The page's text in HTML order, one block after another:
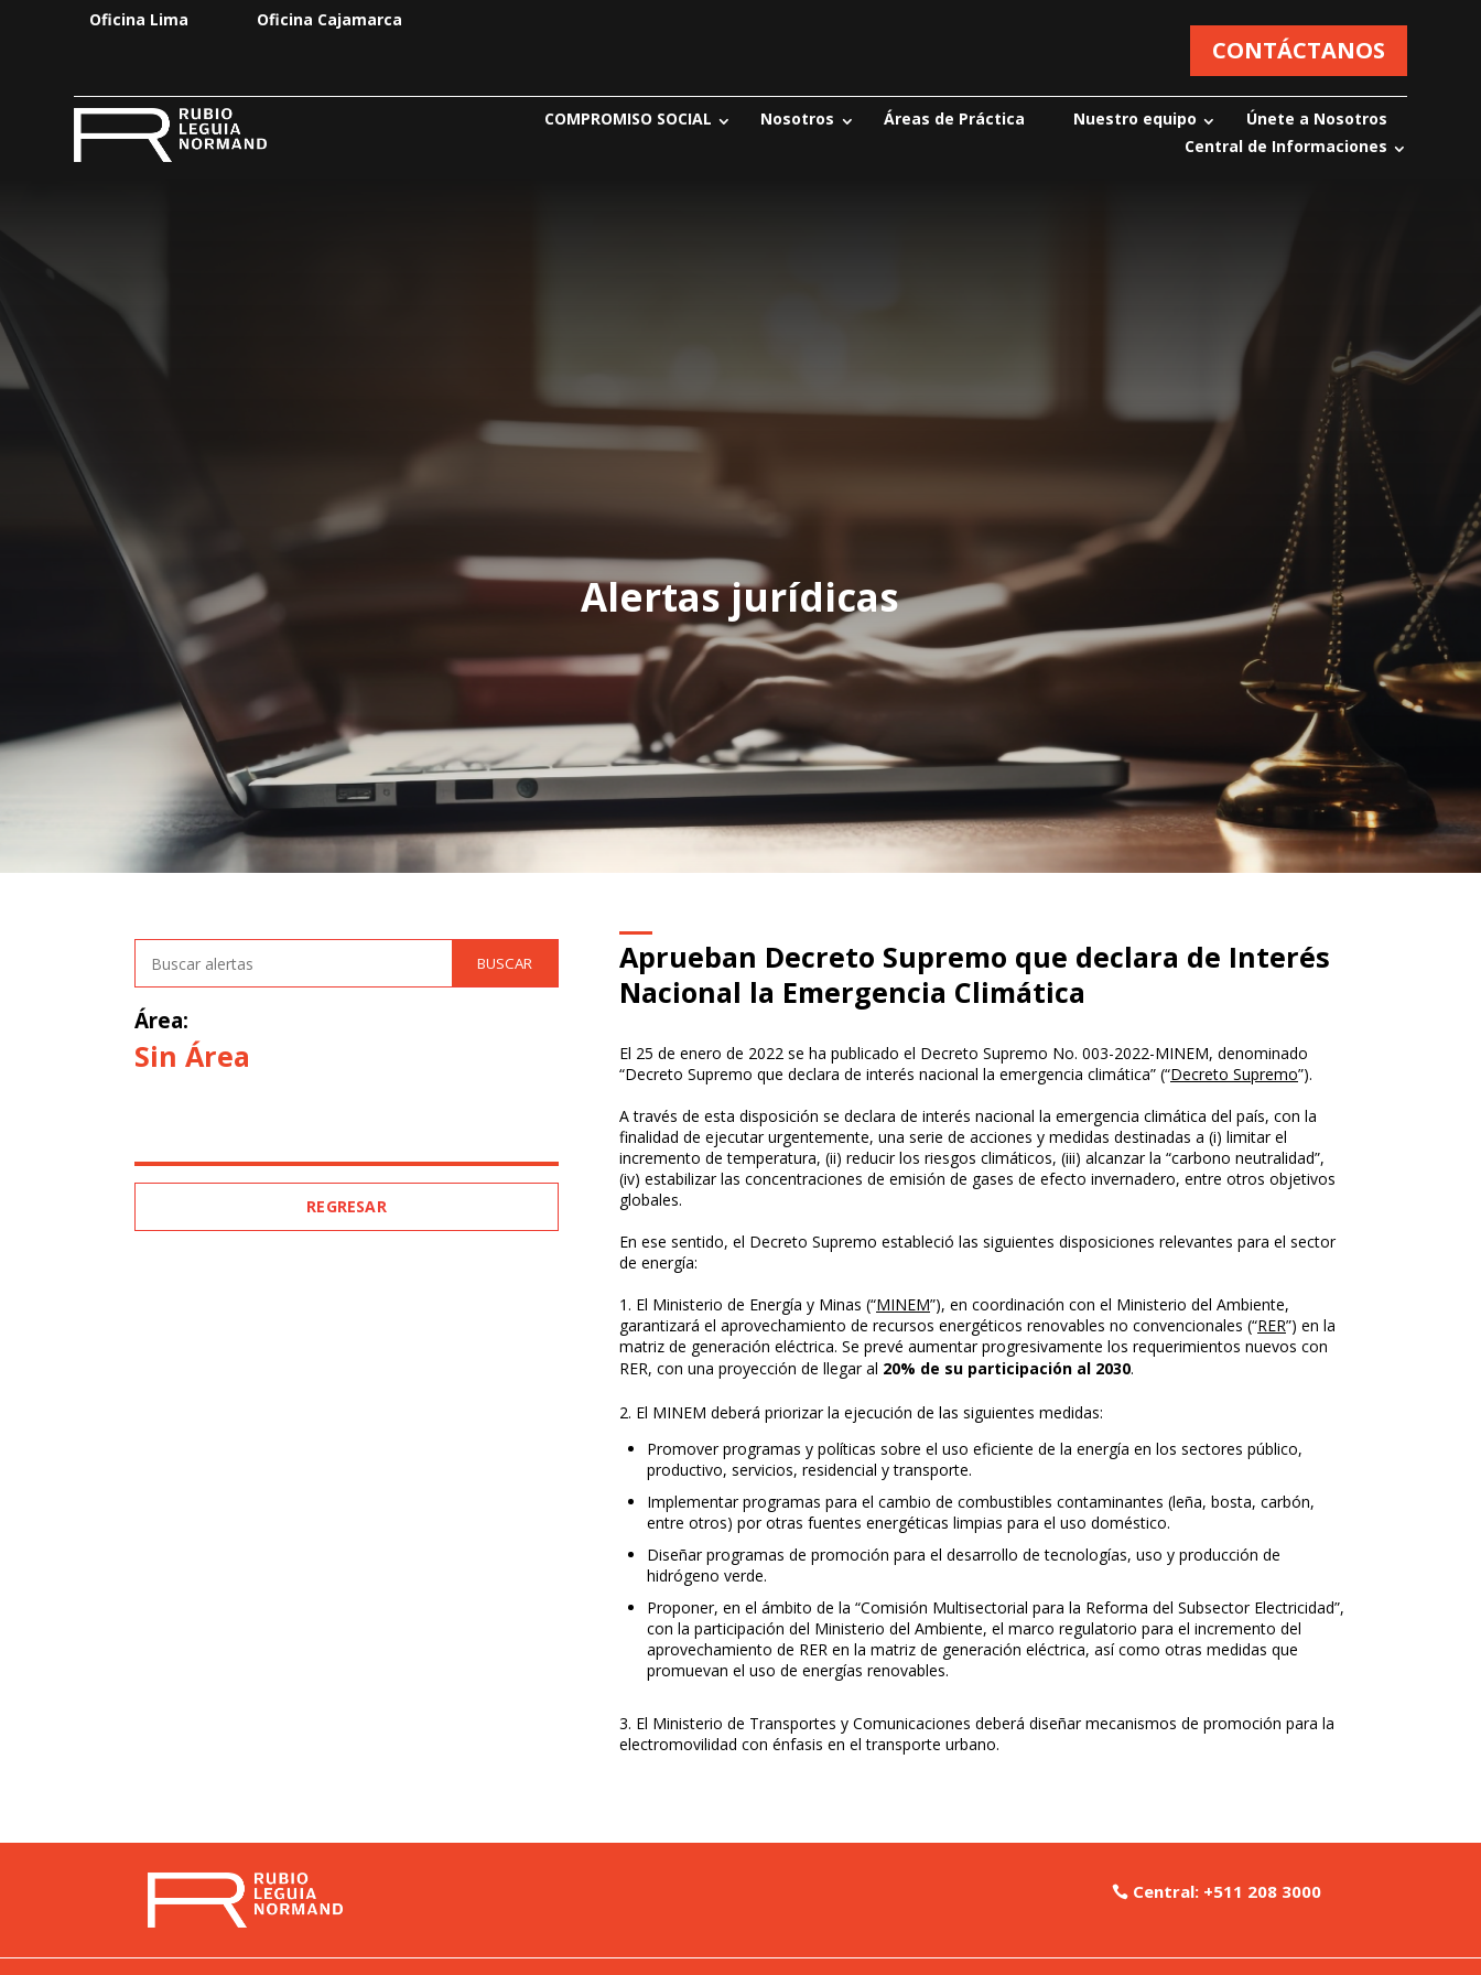
Oficina Lima Oficina Cajamarca
CONTÁCTANOS
COMPROMISO SOCIAL Nosotros Áreas de Práctica Nuestro equipo
Únete a Nosotros
Central de Informaciones
Alertas jurídicas
Área:
Sin Área
REGRESAR
Aprueban Decreto Supremo que declara de Interés
Nacional la Emergencia Climática
El 25 de enero de 2022 se ha publicado el Decreto Supremo No. 003-2022-MINEM, denominado
“Decreto Supremo que declara de interés nacional la emergencia climática” (“Decreto Supremo”).
A través de esta disposición se declara de interés nacional la emergencia climática del país, con la
finalidad de ejecutar urgentemente, una serie de acciones y medidas destinadas a (i) limitar el
incremento de temperatura, (ii) reducir los riesgos climáticos, (iii) alcanzar la “carbono neutralidad”,
(iv) estabilizar las concentraciones de emisión de gases de efecto invernadero, entre otros objetivos
globales.
En ese sentido, el Decreto Supremo estableció las siguientes disposiciones relevantes para el sector
de energía:
1. El Ministerio de Energía y Minas (“MINEM”), en coordinación con el Ministerio del Ambiente,
garantizará el aprovechamiento de recursos energéticos renovables no convencionales (“RER”) en la
matriz de generación eléctrica. Se prevé aumentar progresivamente los requerimientos nuevos con
RER, con una proyección de llegar al 20% de su participación al 2030.
2. El MINEM deberá priorizar la ejecución de las siguientes medidas:
Promover programas y políticas sobre el uso eficiente de la energía en los sectores público,
productivo, servicios, residencial y transporte.
Implementar programas para el cambio de combustibles contaminantes (leña, bosta, carbón,
entre otros) por otras fuentes energéticas limpias para el uso doméstico.
Diseñar programas de promoción para el desarrollo de tecnologías, uso y producción de
hidrógeno verde.
Proponer, en el ámbito de la “Comisión Multisectorial para la Reforma del Subsector Electricidad”,
con la participación del Ministerio del Ambiente, el marco regulatorio para el incremento del
aprovechamiento de RER en la matriz de generación eléctrica, así como otras medidas que
promuevan el uso de energías renovables.
3. El Ministerio de Transportes y Comunicaciones deberá diseñar mecanismos de promoción para la
electromovilidad con énfasis en el transporte urbano.
Central: +511 208 3000